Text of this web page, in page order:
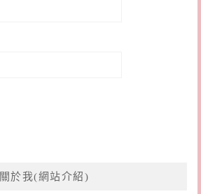
關於我(網站介紹)